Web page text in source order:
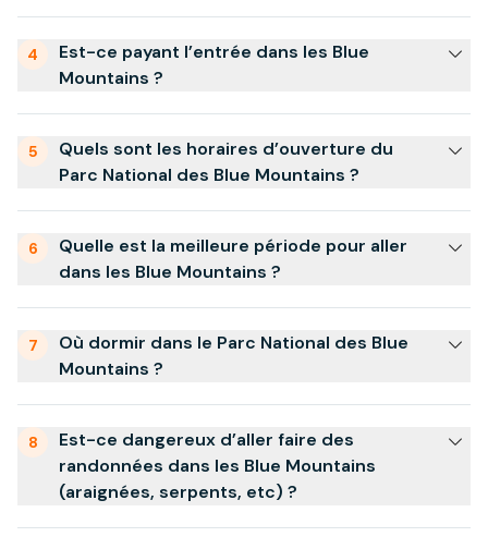
4
Est-ce payant l’entrée dans les Blue
Mountains ?
5
Quels sont les horaires d’ouverture du
Parc National des Blue Mountains ?
6
Quelle est la meilleure période pour aller
dans les Blue Mountains ?
7
Où dormir dans le Parc National des Blue
Mountains ?
8
Est-ce dangereux d’aller faire des
randonnées dans les Blue Mountains
(araignées, serpents, etc) ?